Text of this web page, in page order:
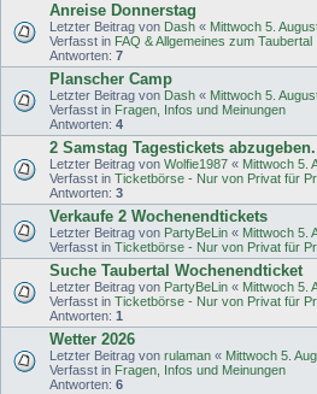
Anreise Donnerstag
Letzter Beitrag von Dash « Mittwoch 5.
Verfasst in FAQ & Allgemeines zum Taubertal
Antworten: 7
Planscher Camp
Letzter Beitrag von Dash « Mittwoch 5.
Verfasst in Fragen, Infos und Meinungen
Antworten: 4
2 Samstag Tagestickets
Letzter Beitrag von Wolfie1987 « Mittwoch 5.
Verfasst in Ticketbörse - Nur von Privat für
Antworten: 3
Verkaufe 2 Wochenendtickets
Letzter Beitrag von PartyBeLin « Mittwoch 5.
Verfasst in Ticketbörse - Nur von Privat für
Suche Taubertal Wochenendticket
Letzter Beitrag von PartyBeLin « Mittwoch 5.
Verfasst in Ticketbörse - Nur von Privat für
Antworten: 1
Wetter 2026
Letzter Beitrag von rulaman « Mittwoch 5.
Verfasst in Fragen, Infos und Meinungen
Antworten: 6